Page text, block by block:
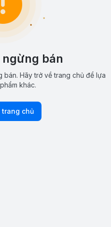
bán
bán. Hãy trở về trang chủ để lựa
khác.
trang chủ